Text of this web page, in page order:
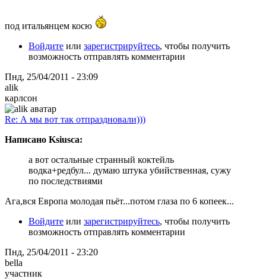
под итальянцем косю
Войдите или зарегистрируйтесь, чтобы получить
возможность отправлять комментарии
Пнд, 25/04/2011 - 23:09
alik
карлсон
Re: А мы вот так отпраздновали)))
Написано Ksiusca:
а вот остальные странный коктейль
водка+редбул... думаю штука убийственная, сужу
по последствиями
Ага,вся Европа молодая пьёт...потом глаза по 6 копеек...
Войдите или зарегистрируйтесь, чтобы получить
возможность отправлять комментарии
Пнд, 25/04/2011 - 23:20
bella
участник